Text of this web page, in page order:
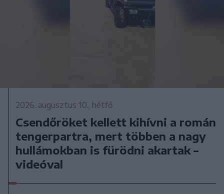
2026. augusztus 10., hétfő
Csendőröket kellett kihívni a román
tengerpartra, mert többen a nagy
hullámokban is fürödni akartak –
videóval